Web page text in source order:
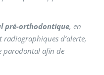
pré-orthodontique, en
radiographiques d’alerte,
parodontal afin de